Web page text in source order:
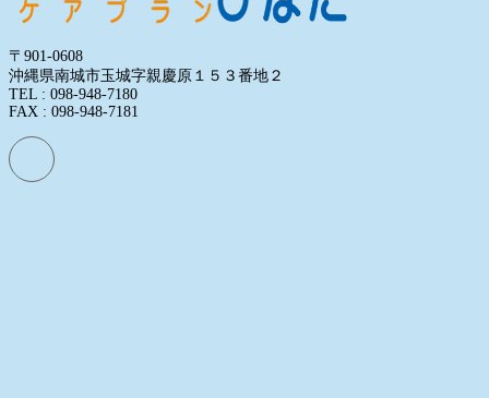
〒901-0608
沖縄県南城市玉城字親慶原１５３番地２
TEL : 098-948-7180
FAX : 098-948-7181